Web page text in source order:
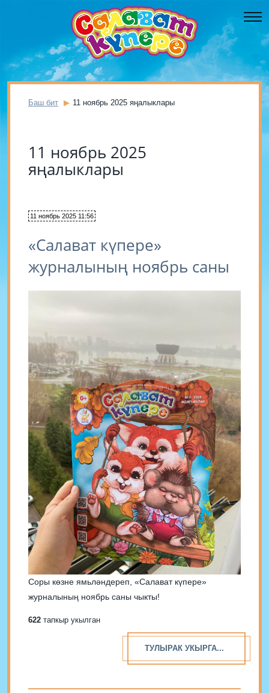
Баш бит 11 ноябрь 2025 яңалыклары
11 ноябрь 2025
яңалыклары
11 ноябрь 2025 11:56
«Салават күпере»
журналының ноябрь саны
Соры көзне ямьләндереп, «Салават күпере»
журналының ноябрь саны чыкты!
622 тапкыр укылган
ТУЛЫРАК УКЫРГА...